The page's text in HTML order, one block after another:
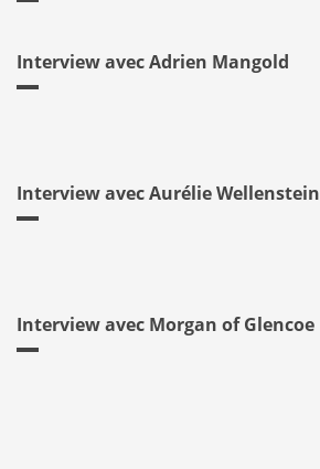
Interview avec Adrien Mangold
Interview avec Aurélie Wellenstein
Interview avec Morgan of Glencoe